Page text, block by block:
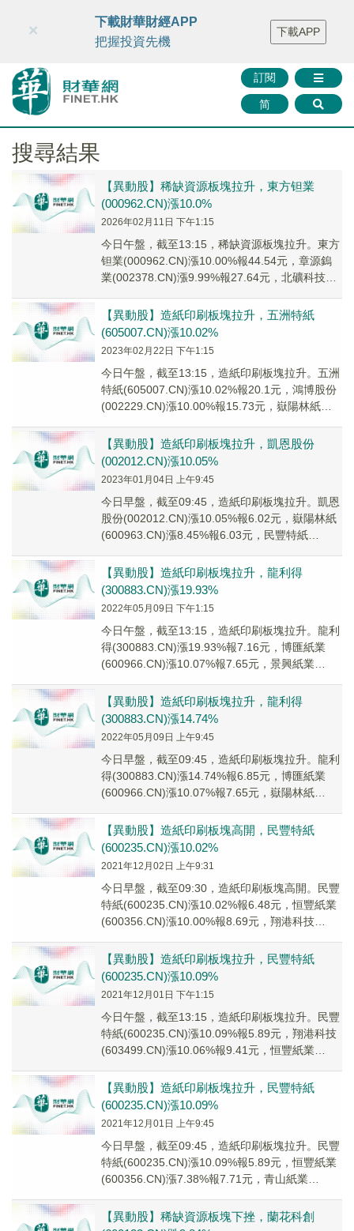
財華智庫網 FINTV FINMETA 財華證券 媒體矩陣
智庫沙龍
聯絡我們
訂閱
简
×
下載財華財經APP
把握投資先機
下載APP
搜尋結果
【異動股】稀缺資源板塊拉升，東方钽業
(000962.CN)漲10.0%
2026年02月11日 下午1:15
今日午盤，截至13:15，稀缺資源板塊拉升。東方
钽業(000962.CN)漲10.00%報44.54元，章源鎢
業(002378.CN)漲9.99%報27.64元，北礦科技
【異動股】造紙印刷板塊拉升，五洲特紙
(605007.CN)漲10.02%
2023年02月22日 下午1:15
今日午盤，截至13:15，造紙印刷板塊拉升。五洲
特紙(605007.CN)漲10.02%報20.1元，鴻博股份
(002229.CN)漲10.00%報15.73元，嶽陽林紙
【異動股】造紙印刷板塊拉升，凱恩股份
(002012.CN)漲10.05%
2023年01月04日 上午9:45
今日早盤，截至09:45，造紙印刷板塊拉升。凱恩
股份(002012.CN)漲10.05%報6.02元，嶽陽林紙
(600963.CN)漲8.45%報6.03元，民豐特紙
【異動股】造紙印刷板塊拉升，龍利得
(300883.CN)漲19.93%
2022年05月09日 下午1:15
今日午盤，截至13:15，造紙印刷板塊拉升。龍利
得(300883.CN)漲19.93%報7.16元，博匯紙業
(600966.CN)漲10.07%報7.65元，景興紙業
【異動股】造紙印刷板塊拉升，龍利得
(300883.CN)漲14.74%
2022年05月09日 上午9:45
今日早盤，截至09:45，造紙印刷板塊拉升。龍利
得(300883.CN)漲14.74%報6.85元，博匯紙業
(600966.CN)漲10.07%報7.65元，嶽陽林紙
【異動股】造紙印刷板塊高開，民豐特紙
(600235.CN)漲10.02%
2021年12月02日 上午9:31
今日早盤，截至09:30，造紙印刷板塊高開。民豐
特紙(600235.CN)漲10.02%報6.48元，恒豐紙業
(600356.CN)漲10.00%報8.69元，翔港科技
【異動股】造紙印刷板塊拉升，民豐特紙
(600235.CN)漲10.09%
2021年12月01日 下午1:15
今日午盤，截至13:15，造紙印刷板塊拉升。民豐
特紙(600235.CN)漲10.09%報5.89元，翔港科技
(603499.CN)漲10.06%報9.41元，恒豐紙業
【異動股】造紙印刷板塊拉升，民豐特紙
(600235.CN)漲10.09%
2021年12月01日 上午9:45
今日早盤，截至09:45，造紙印刷板塊拉升。民豐
特紙(600235.CN)漲10.09%報5.89元，恒豐紙業
(600356.CN)漲7.38%報7.71元，青山紙業
【異動股】稀缺資源板塊下挫，蘭花科創